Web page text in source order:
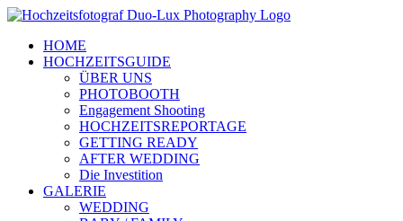
Zum
springenHOME
HOCHZEITSGUIDE
ÜBER UNS
PHOTOBOOTH
Engagement Shooting
HOCHZEITSREPORTAGE
GETTING READY
AFTER WEDDING
Die Investition
GALERIE
WEDDING